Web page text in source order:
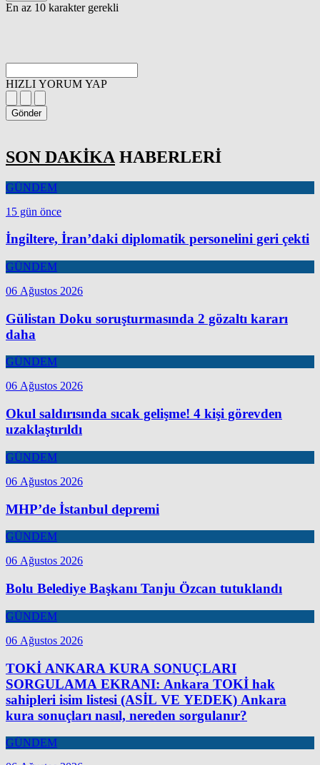
En az 10 karakter gerekli
HIZLI YORUM YAP
Gönder
SON DAKİKA HABERLERİ
GÜNDEM
15 gün önce
İngiltere, İran’daki diplomatik personelini geri çekti
GÜNDEM
06 Ağustos 2026
Gülistan Doku soruşturmasında 2 gözaltı kararı
daha
GÜNDEM
06 Ağustos 2026
Okul saldırısında sıcak gelişme! 4 kişi görevden
uzaklaştırıldı
GÜNDEM
06 Ağustos 2026
MHP’de İstanbul depremi
GÜNDEM
06 Ağustos 2026
Bolu Belediye Başkanı Tanju Özcan tutuklandı
GÜNDEM
06 Ağustos 2026
TOKİ ANKARA KURA SONUÇLARI
SORGULAMA EKRANI: Ankara TOKİ hak
sahipleri isim listesi (ASİL VE YEDEK) Ankara
kura sonuçları nasıl, nereden sorgulanır?
GÜNDEM